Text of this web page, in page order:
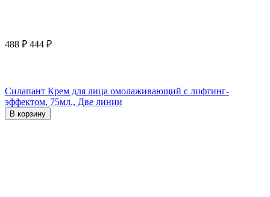
488 ₽ 444 ₽
Силапант Крем для лица омолаживающий с лифтинг-
эффектом, 75мл., Две линии
В корзину